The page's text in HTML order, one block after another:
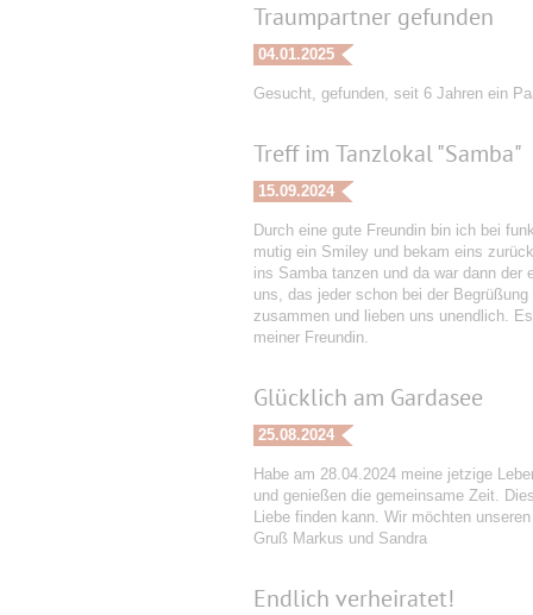
Traumpartner gefunden
04.01.2025
Gesucht, gefunden, seit 6 Jahren ein
Treff im Tanzlokal "Samba"
15.09.2024
Durch eine gute Freundin bin ich bei
mutig ein Smiley und bekam eins
ins Samba tanzen und da war dann
uns, das jeder schon bei der
zusammen und lieben uns unendlich.
meiner Freundin.
Glücklich am Gardasee
25.08.2024
Habe am 28.04.2024 meine jetzige
und genießen die gemeinsame Zeit.
Liebe finden kann. Wir möchten
Gruß Markus und Sandra
Endlich verheiratet!